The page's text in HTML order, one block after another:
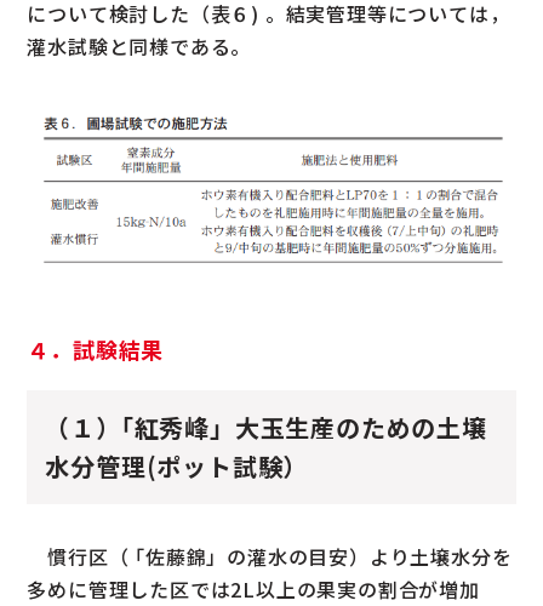
について検討した（表６) 。結実管理等については，
灌水試験と同様である。
４．試験結果
（１）｢紅秀峰」大玉生産のための土壌
水分管理(ポット試験）
慣行区（ ｢佐藤錦」の灌水の目安）より土壌水分を
多めに管理した区では2L以上の果実の割合が増加